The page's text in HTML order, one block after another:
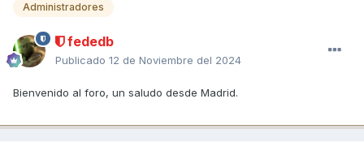
Administradores
fededb
Publicado 12 de Noviembre del 2024
Bienvenido al foro, un saludo desde Madrid.